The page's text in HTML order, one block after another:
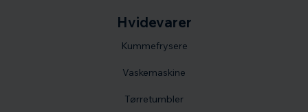
Hvidevarer
Kummefrysere
Vaskemaskine
Tørretumbler